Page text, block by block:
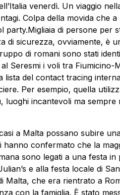
venerdì. Un viaggio
Colpa della movida che
party.Migliaia di persone per
di sicurezza, ovviamente, è
di romani sono stati
Seresmi i voli tra
lista del contact tracing
Per esempio, quella
luoghi incantevoli ma
a Malta possano subire
hanno confermato che la
sono legati a una festa
e alla festa locale di
Malta, che era rientrato a
con la famiglia. È stato